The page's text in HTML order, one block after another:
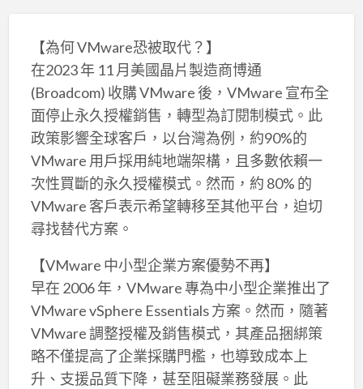
【為何 VMware恐被取代？】
在2023 年 11 月美國晶片製造商博通
(Broadcom) 收購 VMware 後，VMware 宣布全
面停止永久授權銷售，轉型為訂閱制模式。此
政策影響全球客戶，以台灣為例，約90%的
VMware 用戶採用純地端架構，且多數依賴一
次性買斷的永久授權模式。然而，約 80% 的
VMware 客戶表示希望轉移至其他平台，迫切
尋找替代方案。
【VMware 中小型企業方案優勢不再】
早在 2006 年，VMware 專為中小型企業推出了
VMware vSphere Essentials 方案。然而，隨著
VMware 調整授權及銷售模式，其產品捆綁策
略不僅提高了企業採購門檻，也導致成本上
升、支援品質下降，甚至阻礙業務發展。此